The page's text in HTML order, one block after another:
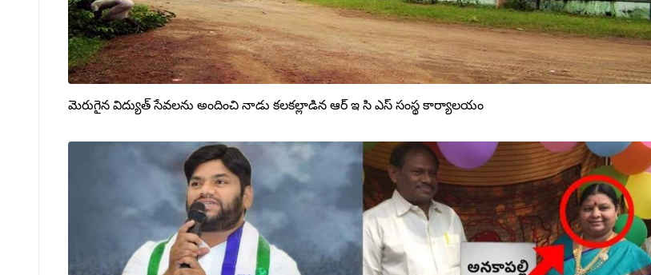
మెరుగైన విద్యుత్ సేవలను అందించి నాడు కలకల్లాడిన ఆర్ ఇ సి ఎస్ సంస్థ కార్యాలయం